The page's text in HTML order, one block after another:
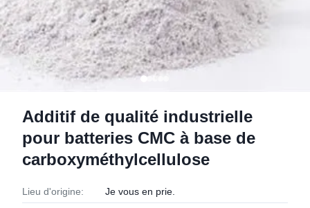
Additif de qualité industrielle
pour batteries CMC à base de
carboxyméthylcellulose
Lieu d'origine: Je vous en prie.